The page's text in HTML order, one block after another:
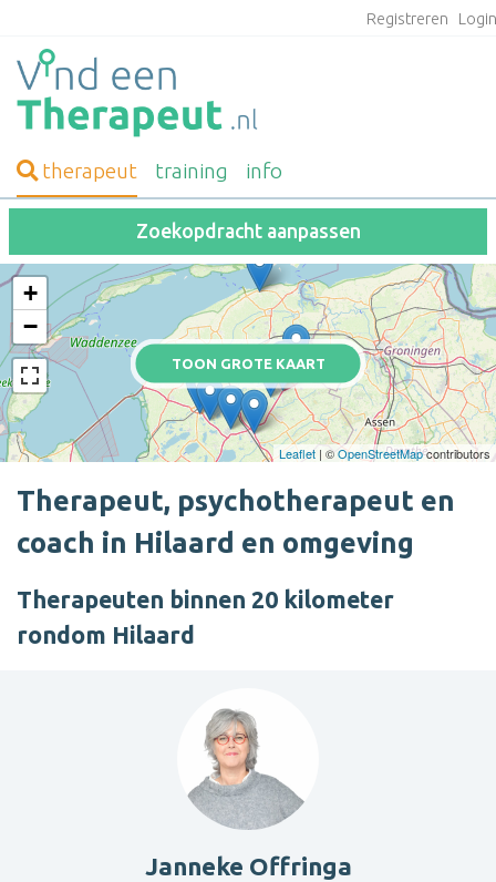
Registreren
therapeut training info
Zoekopdracht aanpassen
TOON GROTE KAART
+
−
Leaflet | ©OpenStreetMapcontributors
Therapeut, psychotherapeut en
coach in Hilaard en omgeving
Therapeuten binnen 20 kilometer
rondom Hilaard
Janneke Offringa